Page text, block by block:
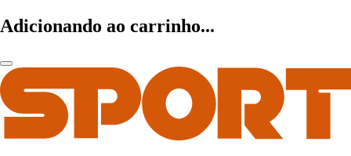
Adicionando ao carrinho...